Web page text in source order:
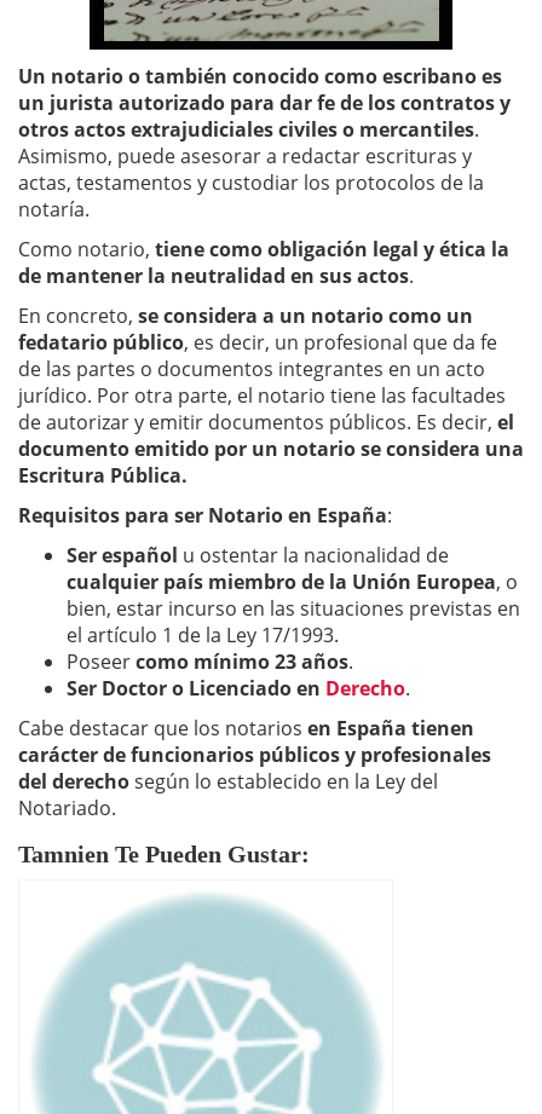
Un notario o también conocido como escribano es
un jurista autorizado para dar fe de los contratos y
otros actos extrajudiciales civiles o mercantiles.
Asimismo, puede asesorar a redactar escrituras y
actas, testamentos y custodiar los protocolos de la
notaría.
Como notario, tiene como obligación legal y ética la
de mantener la neutralidad en sus actos.
En concreto, se considera a un notario como un
fedatario público, es decir, un profesional que da fe
de las partes o documentos integrantes en un acto
jurídico. Por otra parte, el notario tiene las facultades
de autorizar y emitir documentos públicos. Es decir, el
documento emitido por un notario se considera una
Escritura Pública.
Requisitos para ser Notario en España:
Ser español u ostentar la nacionalidad de
cualquier país miembro de la Unión Europea, o
bien, estar incurso en las situaciones previstas en
el artículo 1 de la Ley 17/1993.
Poseercomo mínimo 23 años.
Ser Doctor o Licenciado en Derecho.
Cabe destacar que los notarios en España tienen
carácter de funcionarios públicos y profesionales
del derechosegún lo establecido en la Ley del
Notariado.
Tamnien Te Pueden Gustar: